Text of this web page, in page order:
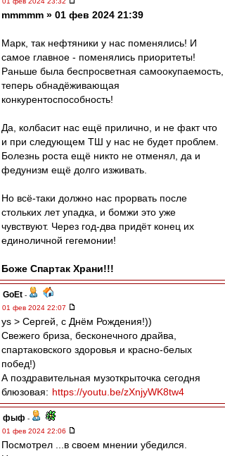
mmmmm » 01 фев 2024 21:39
Марк, так нефтяники у нас поменялись! И
самое главное - поменялись приоритеты!
Раньше была беспросветная самоокупаемость,
теперь обнадёживающая
конкурентоспособность!
Да, колбасит нас ещё прилично, и не факт что
и при следующем ТШ у нас не будет проблем.
Болезнь роста ещё никто не отменял, да и
федунизм ещё долго изживать.
Но всё-таки должно нас прорвать после
стольких лет упадка, и бомжи это уже
чувствуют. Через год-два придёт конец их
единоличной гегемонии!
Боже Спартак Храни!!!
GoEt -
01 фев 2024 22:07
ys > Сергей, с Днём Рождения!))
Свежего бриза, бесконечного драйва,
спартаковского здоровья и красно-белых
побед!)
А поздравительная музоткрыточка сегодня
блюзовая: https://youtu.be/zXnjyWK8tw4
фыф -
01 фев 2024 22:06
Посмотрел ...в своем мнении убедился.